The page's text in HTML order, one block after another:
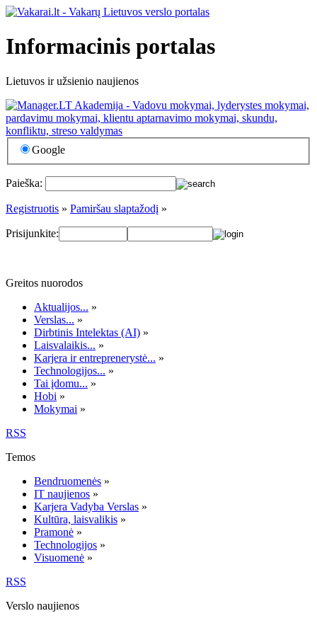
Informacinis portalas
Lietuvos ir užsienio naujienos
Google
Paieška:
Registruotis » Pamiršau slaptažodį »
Prisijunkite:
Greitos nuorodos
Aktualijos... »
Verslas... »
Dirbtinis Intelektas (AI) »
Laisvalaikis... »
Karjera ir entreprenerystė... »
Technologijos... »
Tai įdomu... »
Hobi »
Mokymai »
RSS
Temos
Bendruomenės »
IT naujienos »
Karjera Vadyba Verslas »
Kultūra, laisvalikis »
Pramonė »
Technologijos »
Visuomenė »
RSS
Verslo naujienos